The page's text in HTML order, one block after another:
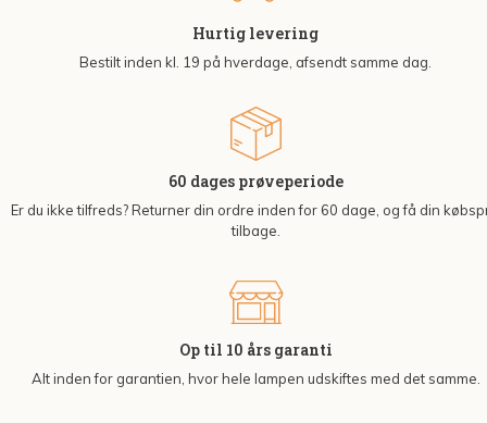
Hurtig levering
Bestilt inden kl. 19 på hverdage, afsendt samme dag.
60 dages prøveperiode
Er du ikke tilfreds? Returner din ordre inden for 60 dage, og få din
tilbage.
Op til 10 års garanti
Alt inden for garantien, hvor hele lampen udskiftes med det samme.